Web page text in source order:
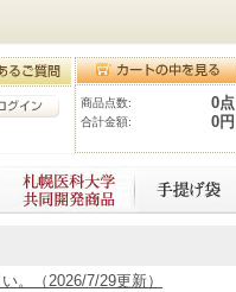
商品点数: 0点
合計金額: 0円
。（2026/7/29更新）